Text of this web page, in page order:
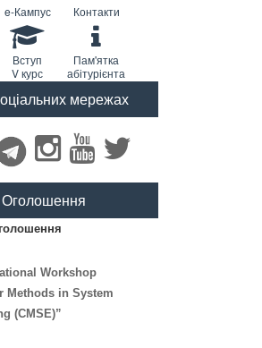
e-Кампус Контакти
Вступ
V курс
Пам'ятка
абітурієнта
мережах
Оголошення
Workshop
Methods in System
(CMSE)”